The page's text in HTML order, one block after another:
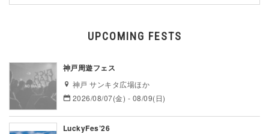
UPCOMING FESTS
神戸周遊フェス
神戸 サンキタ広場ほか
2026/08/07(金) - 08/09(日)
LuckyFes’26